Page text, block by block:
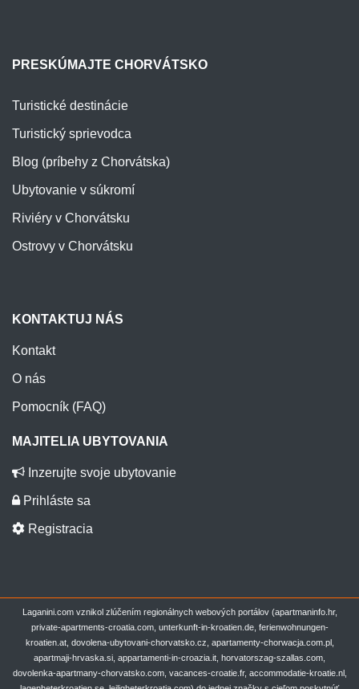
PRESKÚMAJTE CHORVÁTSKO
Turistické destinácie
Turistický sprievodca
Blog (príbehy z Chorvátska)
Ubytovanie v súkromí
Riviéry v Chorvátsku
Ostrovy v Chorvátsku
KONTAKTUJ NÁS
Kontakt
O nás
Pomocník (FAQ)
MAJITELIA UBYTOVANIA
Inzerujte svoje ubytovanie
Prihláste sa
Registracia
Laganini.com vznikol zlúčením regionálnych webových portálov (apartmaninfo.hr,
private-apartments-croatia.com, unterkunft-in-kroatien.de, ferienwohnungen-
kroatien.at, dovolena-ubytovani-chorvatsko.cz, apartamenty-chorwacja.com.pl,
apartmaji-hrvaska.si, appartamenti-in-croazia.it, horvatorszag-szallas.com,
dovolenka-apartmany-chorvatsko.com, vacances-croatie.fr, accommodatie-kroatie.nl,